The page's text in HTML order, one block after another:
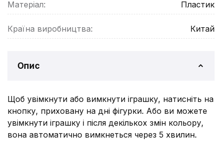
Матеріал: Пластик
Країна виробництва: Китай
Опис
Щоб увімкнути або вимкнути іграшку, натисніть на
кнопку, приховану на дні фігурки. Або ви можете
увімкнути іграшку і після декількох змін кольору,
вона автоматично вимкнеться через 5 хвилин.